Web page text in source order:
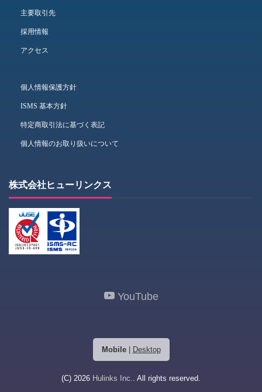
主要取引先
採用情報
アクセス
個人情報保護方針
ISMS 基本方針
特定商取引法に基づく表記
個人情報のお取り扱いについて
株式会社ヒューリンクス
YouTube
Mobile| Desktop
(C) 2026 Hulinks Inc.. All rights reserved.